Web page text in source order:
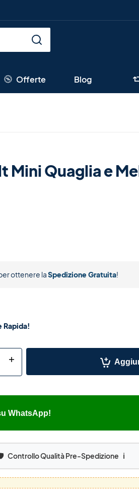
Offerte Blog
Mini Quaglia e
ottenere laSpedizione Gratuita!
Rapida!
+
WhatsApp!
Controllo Qualità Pre-Spedizione ℹ️